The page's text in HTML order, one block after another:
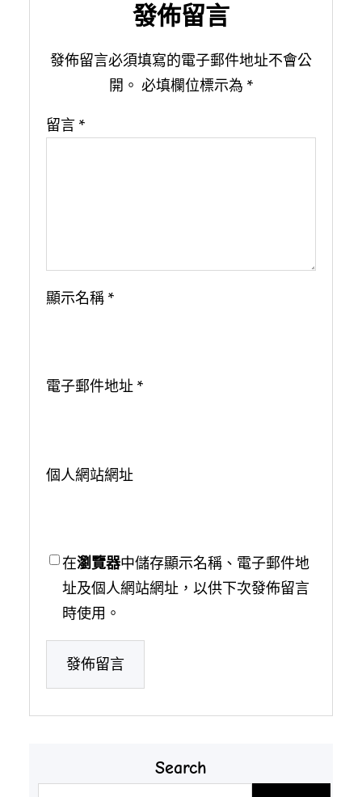
發佈留言
發佈留言必須填寫的電子郵件地址不會公
開。 必填欄位標示為 *
留言 *
顯示名稱 *
電子郵件地址 *
個人網站網址
在瀏覽器中儲存顯示名稱、電子郵件地
址及個人網站網址，以供下次發佈留言
時使用。
Search